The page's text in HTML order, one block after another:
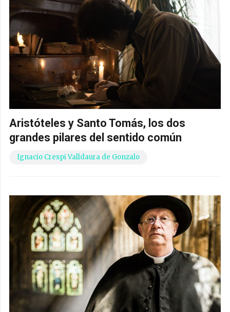
Aristóteles y Santo Tomás, los dos
grandes pilares del sentido común
Ignacio Crespi Valldaura de Gonzalo